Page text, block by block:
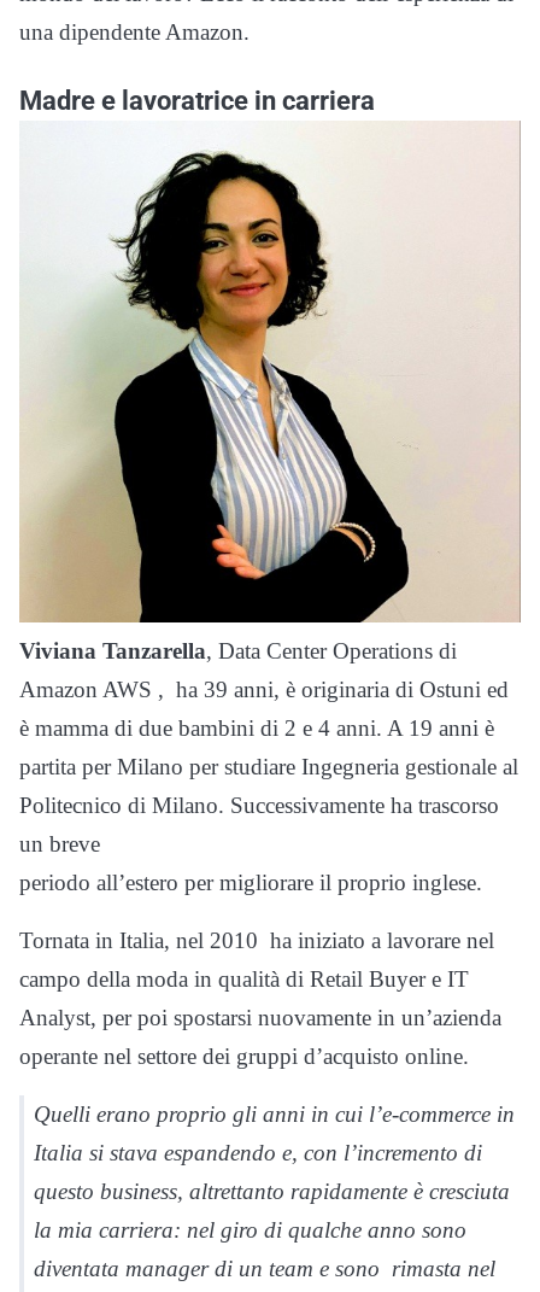
una dipendente Amazon.
Madre e lavoratrice in carriera
Viviana Tanzarella, Data Center Operations di
Amazon AWS , ha 39 anni, è originaria di Ostuni ed
è mamma di due bambini di 2 e 4 anni. A 19 anni è
partita per Milano per studiare Ingegneria gestionale al
Politecnico di Milano. Successivamente ha trascorso
un breve
periodo all’estero per migliorare il proprio inglese.
Tornata in Italia, nel 2010 ha iniziato a lavorare nel
campo della moda in qualità di Retail Buyer e IT
Analyst, per poi spostarsi nuovamente in un’azienda
operante nel settore dei gruppi d’acquisto online.
Quelli erano proprio gli anni in cui l’e-commerce in
Italia si stava espandendo e, con l’incremento di
questo business, altrettanto rapidamente è cresciuta
la mia carriera: nel giro di qualche anno sono
diventata manager di un team e sono rimasta nel